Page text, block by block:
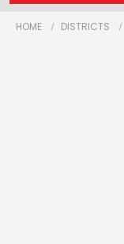
HOME DISTRICTS